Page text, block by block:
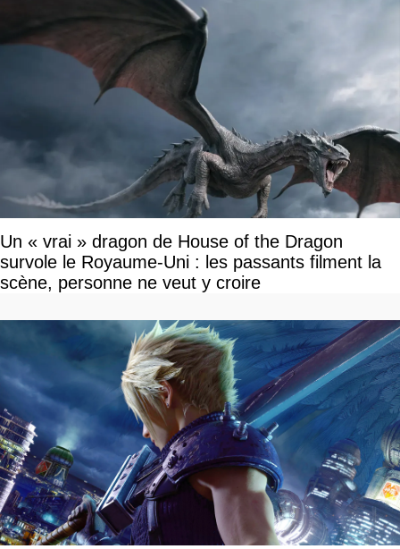
Un « vrai » dragon de House of the Dragon
survole le Royaume-Uni : les passants filment la
scène, personne ne veut y croire